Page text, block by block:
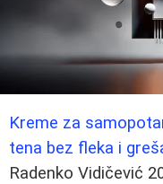
Kreme za
tena bez fleka i
Radenko Vidičević